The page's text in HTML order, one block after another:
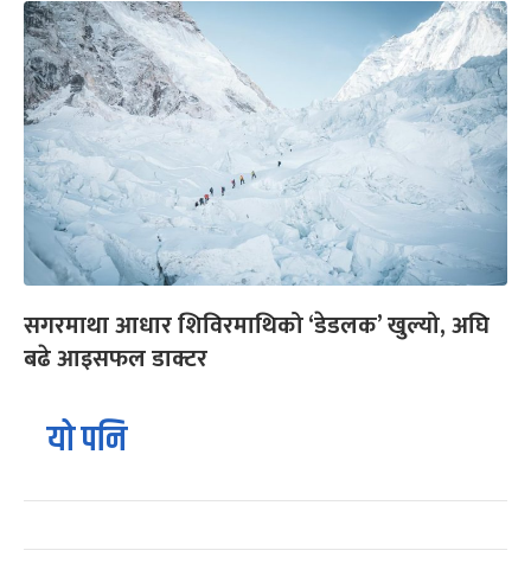
सगरमाथा आधार शिविरमाथिको ‘डेडलक’ खुल्यो, अघि
बढे आइसफल डाक्टर
यो पनि